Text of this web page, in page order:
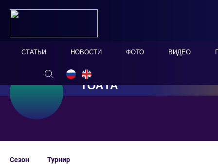
СТАТЬИ НОВОСТИ ФОТО ВИДЕО
ТОАТА
Сезон Турнир